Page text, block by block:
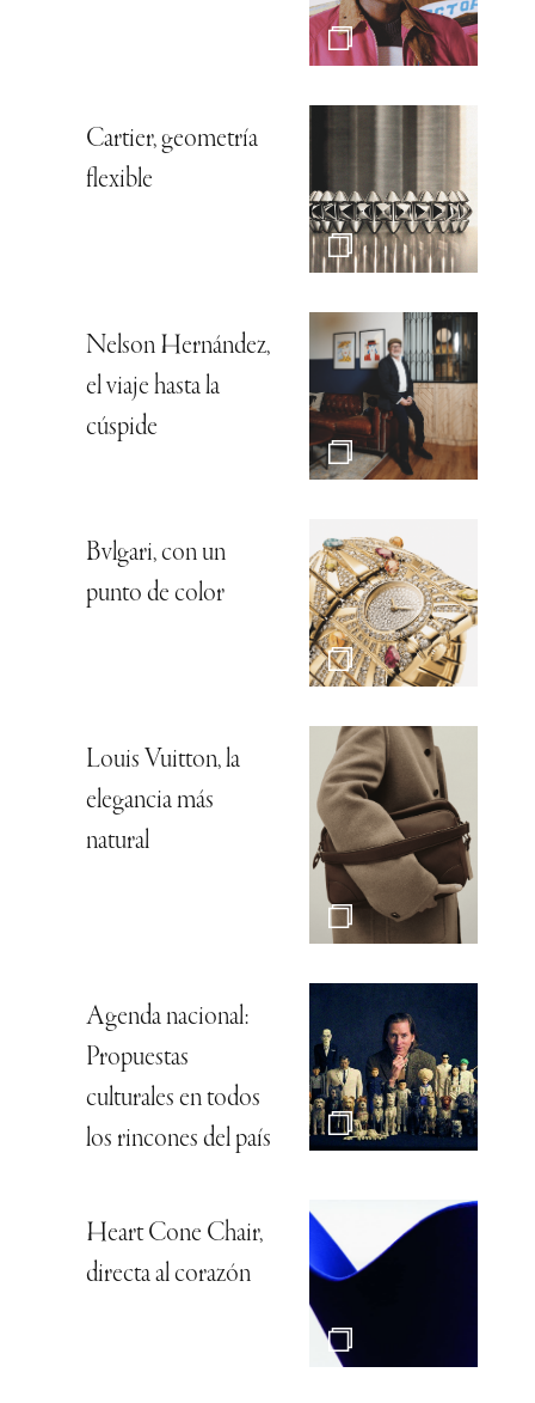
Cartier, geometría
flexible
Nelson Hernández,
el viaje hasta la
cúspide
Bvlgari, con un
punto de color
Louis Vuitton, la
elegancia más
natural
Agenda nacional:
Propuestas
culturales en todos
los rincones del país
Heart Cone Chair,
directa al corazón